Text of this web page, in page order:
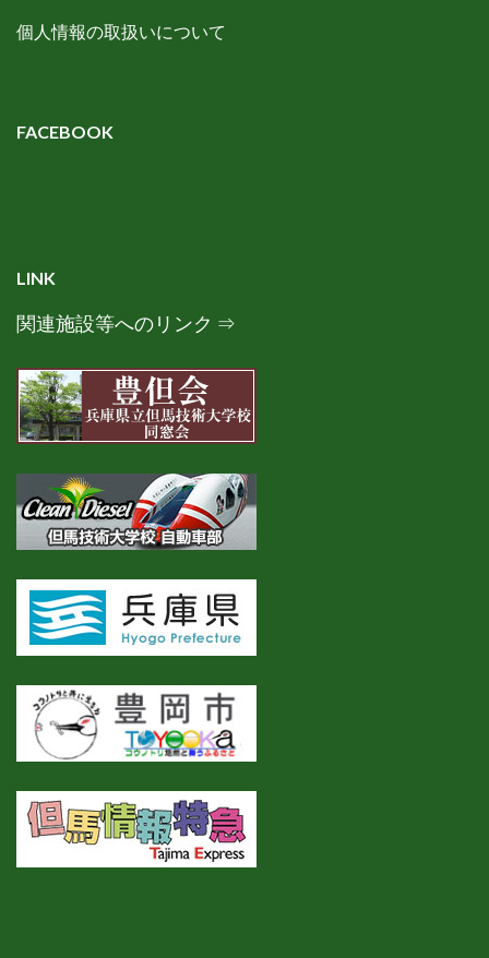
個人情報の取扱いについて
FACEBOOK
LINK
関連施設等へのリンク ⇒